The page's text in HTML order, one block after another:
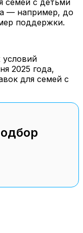
семей с детьми
— например, до
поддержки.
2025 года,
для семей с